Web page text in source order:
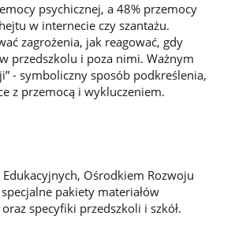
psychicznej, a 48% przemocy
w internecie czy szantażu.
zagrożenia, jak reagować, gdy
przedszkolu i poza nimi. Ważnym
- symboliczny sposób podkreślenia,
z przemocą i wykluczeniem.
Ośrodkiem Rozwoju
pakiety materiałów
specyfiki przedszkoli i szkół.